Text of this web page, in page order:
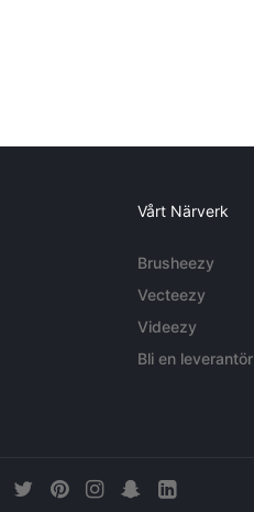
Vårt Närverk
Brusheezy
Vecteezy
Videezy
Bli en leverantör